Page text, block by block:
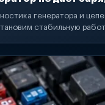
генератора и
стабильную